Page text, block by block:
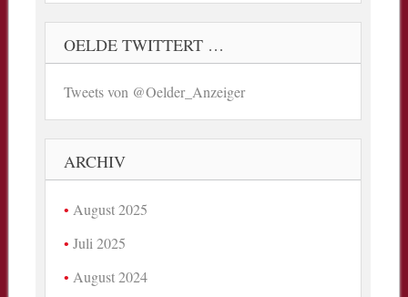
OELDE TWITTERT …
Tweets von @Oelder_Anzeiger
ARCHIV
August 2025
Juli 2025
August 2024